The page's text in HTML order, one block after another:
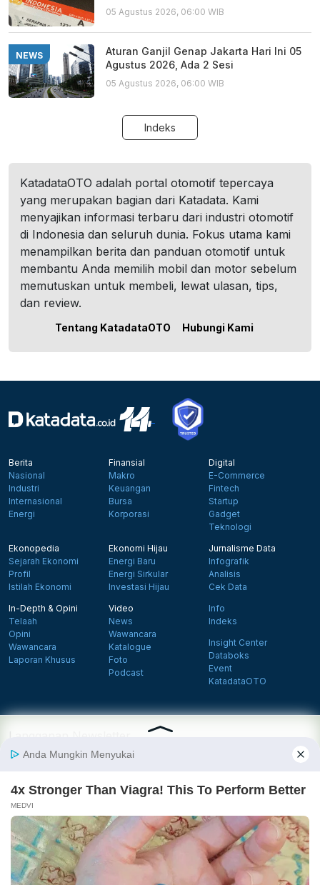
05 Agustus 2026, 06:00 WIB
NEWS
Aturan Ganjil Genap Jakarta Hari Ini 05
Agustus 2026, Ada 2 Sesi
05 Agustus 2026, 06:00 WIB
Indeks
KatadataOTO adalah portal otomotif tepercaya
yang merupakan bagian dari Katadata. Kami
menyajikan informasi terbaru dari industri otomotif
di Indonesia dan seluruh dunia. Fokus utama kami
menampilkan berita dan panduan otomotif untuk
membantu Anda memilih mobil dan motor sebelum
memutuskan untuk membeli, lewat ulasan, tips,
dan review.
Tentang KatadataOTO Hubungi Kami
Berita
Nasional
Industri
Internasional
Energi
Finansial
Makro
Keuangan
Bursa
Korporasi
Digital
E-Commerce
Fintech
Startup
Gadget
Teknologi
Ekonopedia
Sejarah Ekonomi
Profil
Istilah Ekonomi
Ekonomi Hijau
Energi Baru
Energi Sirkular
Investasi Hijau
Jurnalisme Data
Infografik
Analisis
Cek Data
In-Depth & Opini
Telaah
Opini
Wawancara
Laporan Khusus
Video
News
Wawancara
Katalogue
Foto
Podcast
Info
Indeks
Insight Center
Databoks
Event
KatadataOTO
Tentang Katadata Advertising Pedoman Media Siber
Kebijakan Privasi Hubungi Kami